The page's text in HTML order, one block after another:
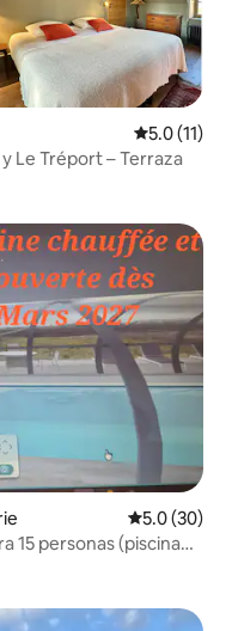
Calificación
5.0 (11)
Le Tréport – Terraza
Calificación
5.0 (30)
15 personas (piscina